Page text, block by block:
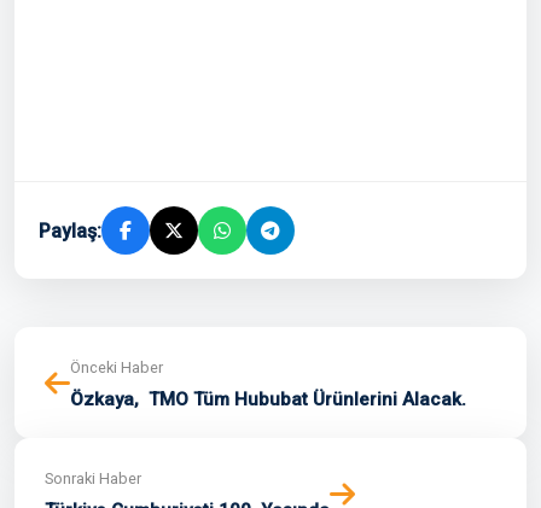
Paylaş:
Önceki Haber
Özkaya, TMO Tüm Hububat Ürünlerini Alacak.
Sonraki Haber